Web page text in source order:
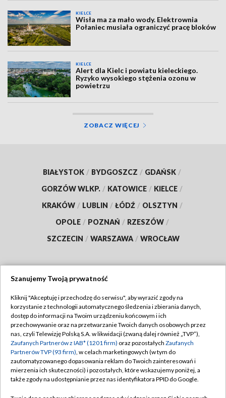
KIELCE
Wisła ma za mało wody. Elektrownia
Połaniec musiała ograniczyć pracę bloków
KIELCE
Alert dla Kielc i powiatu kieleckiego.
Ryzyko wysokiego stężenia ozonu w
powietrzu
ZOBACZ WIĘCEJ
BIAŁYSTOK / BYDGOSZCZ / GDAŃSK /
GORZÓW WLKP. / KATOWICE / KIELCE /
KRAKÓW / LUBLIN / ŁÓDŹ / OLSZTYN /
OPOLE / POZNAŃ / RZESZÓW /
SZCZECIN / WARSZAWA / WROCŁAW
TVP
Abonament TVP
Emisja w TVP
Centrum informacji TVP
Naziemna Telewizja Cyfrowa
Regulamin TVP
Polityka prywatności
Moje zgody
Pomoc
Szanujemy Twoją prywatność
Kliknij "Akceptuję i przechodzę do serwisu", aby wyrazić zgody na
korzystanie z technologii automatycznego śledzenia i zbierania danych,
dostęp do informacji na Twoim urządzeniu końcowym i ich
przechowywanie oraz na przetwarzanie Twoich danych osobowych przez
nas, czyli Telewizję Polską S.A. w likwidacji (zwaną dalej również „TVP”),
Zaufanych Partnerów z IAB* (1201 firm) oraz pozostałych Zaufanych
Partnerów TVP (93 firm), w celach marketingowych (w tym do
zautomatyzowanego dopasowania reklam do Twoich zainteresowań i
mierzenia ich skuteczności) i pozostałych, które wskazujemy poniżej, a
także zgody na udostępnianie przez nas identyfikatora PPID do Google.